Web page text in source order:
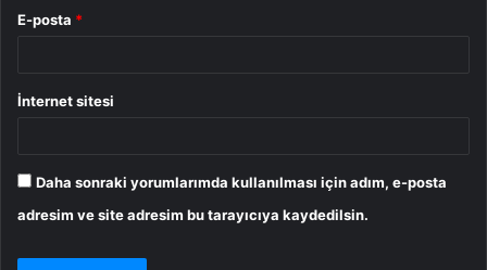
E-posta *
İnternet sitesi
Daha sonraki yorumlarımda kullanılması için adım, e-posta
adresim ve site adresim bu tarayıcıya kaydedilsin.